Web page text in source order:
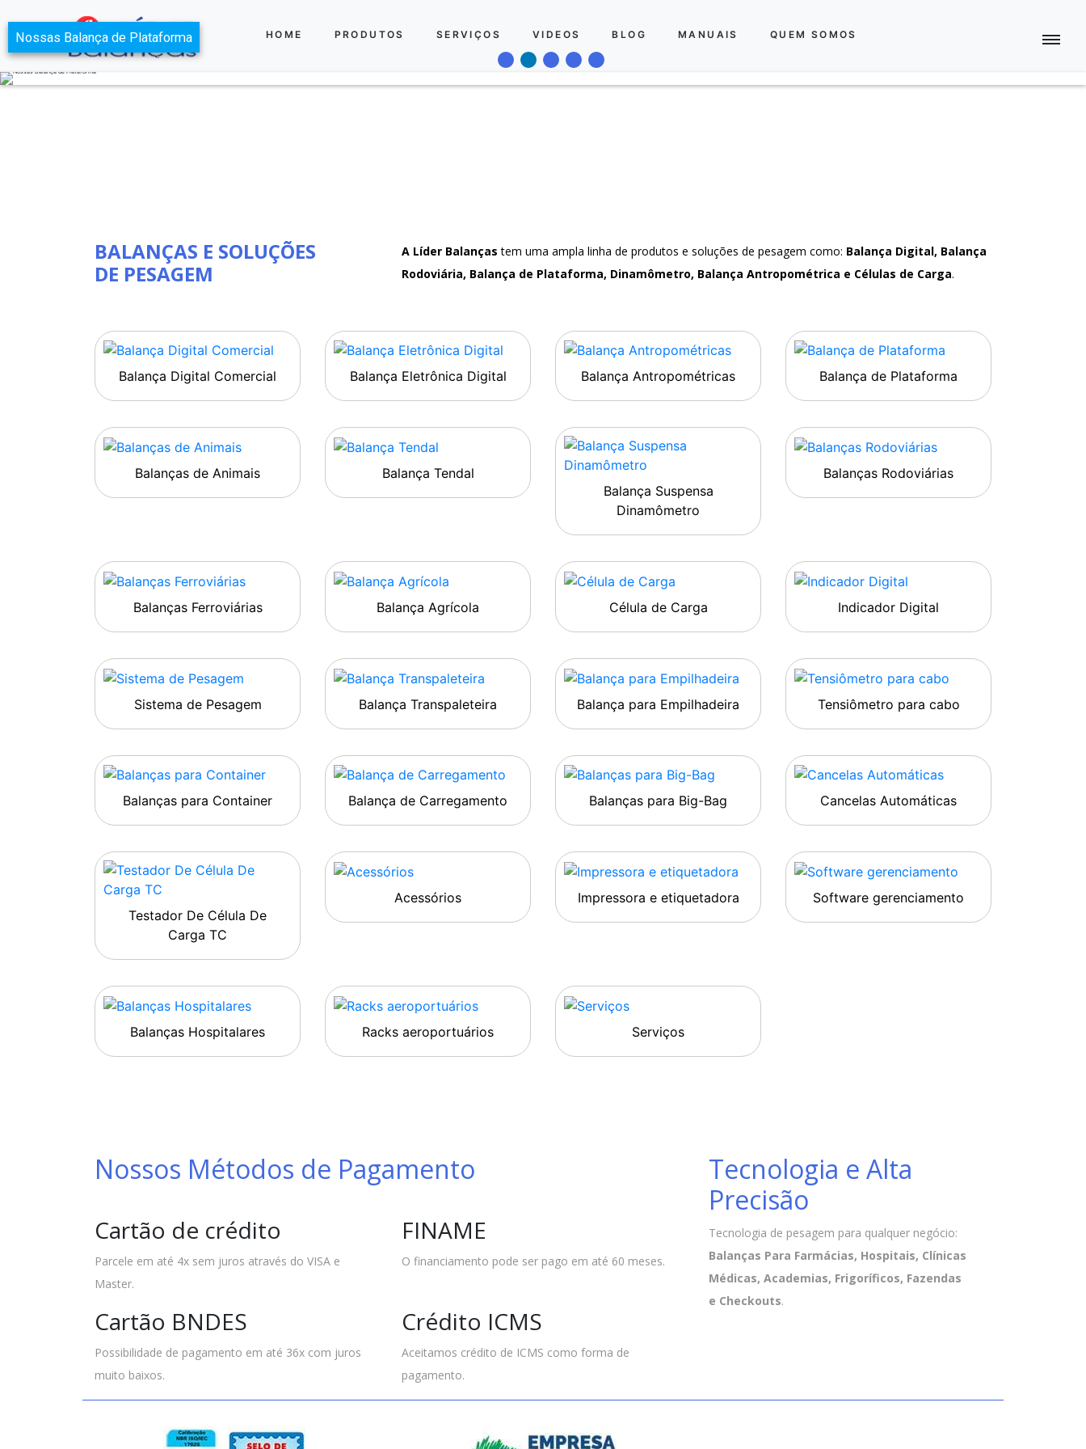
HOME PRODUTOS SERVIÇOS VIDEOS BLOG MANUAIS QUEM SOMOS
BALANÇAS E SOLUÇÕES
DE PESAGEM
A Líder Balanças tem uma ampla linha de produtos e soluções de pesagem como: Balança Digital, Balança
Rodoviária, Balança de Plataforma, Dinamômetro, Balança Antropométrica e Células de Carga.
Balança Digital Comercial Balança Eletrônica Digital Balança Antropométricas Balança de Plataforma
Balanças de Animais
Balança Tendal
Balança Suspensa
Dinamômetro
Balanças Rodoviárias
Balanças Ferroviárias Balança Agrícola Célula de Carga Indicador Digital
Sistema de Pesagem Balança Transpaleteira Balança para Empilhadeira Tensiômetro para cabo
Balanças para Container Balança de Carregamento Balanças para Big-Bag Cancelas Automáticas
Testador De Célula De
Carga TC
Acessórios Impressora e etiquetadora Software gerenciamento
Balanças Hospitalares Racks aeroportuários Serviços
Nossos Métodos de Pagamento
Cartão de crédito
Parcele em até 4x sem juros através do VISA e
Master.
FINAME
O financiamento pode ser pago em até 60 meses.
Cartão BNDES
Possibilidade de pagamento em até 36x com juros
muito baixos.
Crédito ICMS
Aceitamos crédito de ICMS como forma de
pagamento.
Tecnologia e Alta
Precisão
Tecnologia de pesagem para qualquer negócio:
Balanças Para Farmácias, Hospitais, Clínicas
Médicas, Academias, Frigoríficos, Fazendas
e Checkouts.